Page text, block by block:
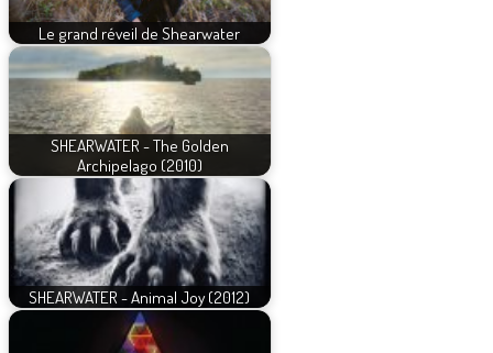
Le grand réveil de Shearwater
SHEARWATER - The Golden
Archipelago (2010)
SHEARWATER - Animal Joy (2012)